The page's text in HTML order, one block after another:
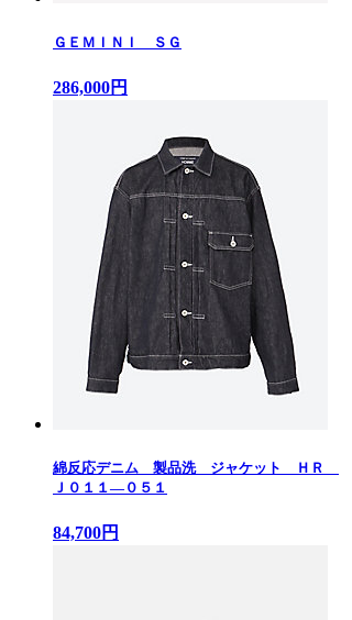
ＧＥＭＩＮＩ ＳＧ
286,000円
綿反応デニム 製品洗 ジャケット ＨＲ
Ｊ０１１—０５１
84,700円